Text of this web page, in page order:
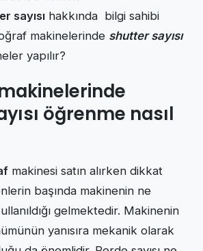
sayısı hakkında bilgi sahibi
makinelerinde shutter sayısı
yapılır?
öğrenme nasıl
makinesi satın alırken dikkat
başında makinenin ne
gelmektedir. Makinenin
yanısıra mekanik olarak